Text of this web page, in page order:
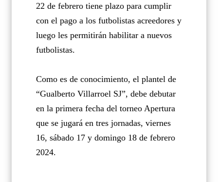
22 de febrero tiene plazo para cumplir
con el pago a los futbolistas acreedores y
luego les permitirán habilitar a nuevos
futbolistas.
Como es de conocimiento, el plantel de
“Gualberto Villarroel SJ”, debe debutar
en la primera fecha del torneo Apertura
que se jugará en tres jornadas, viernes
16, sábado 17 y domingo 18 de febrero
2024.